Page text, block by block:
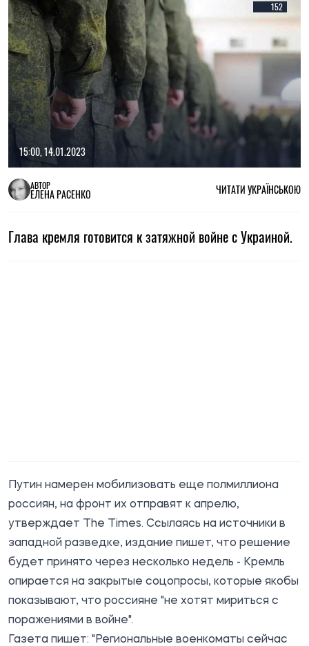
152
15:00, 14.01.2023
АВТОР
ЕЛЕНА РАСЕНКО ЧИТАТИ УКРАЇНСЬКОЮ
Глава кремля готовится к затяжной войне с Украиной.
Путин намерен мобилизовать еще полмиллиона
россиян, на фронт их отправят к апрелю,
утверждает
The Times. Ссылаясь на источники в
западной разведке, издание пишет, что решение
будет принято через несколько недель - Кремль
опирается на закрытые соцопросы, которые якобы
показывают, что россияне "не хотят мириться с
поражениями в войне".
Газета пишет: "Региональные военкоматы сейчас